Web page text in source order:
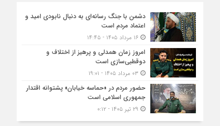
دشمن با جنگ رسانه‌ای به دنبال نابودی امید و
اعتماد مردم است
۱۶ مرداد ۱۴۰۵ - ۱۴:۴۵
امروز زمان همدلی و پرهیز از اختلاف و
دوقطبی‌سازی است
حضور مردم در «حماسه خیابان» پشتوانه اقتدار
جمهوری اسلامی است